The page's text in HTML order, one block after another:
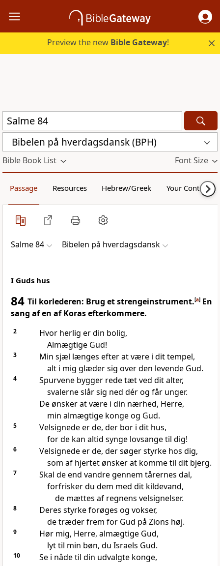
Preview the new Bible Gateway!
Bibelen på hverdagsdansk (BPH)
Bible Book List Font Size
Passage Resources Hebrew/Greek Your Content
Salme 84 Bibelen på hverdagsdansk
I Guds hus
84 Til korlederen: Brug et strengeinstrument.[a] En
sang af en af Koras efterkommere.
2
Hvor herlig er din bolig,
Almægtige Gud!
3
Min sjæl længes efter at være i dit tempel,
alt i mig glæder sig over den levende Gud.
4
Spurvene bygger rede tæt ved dit alter,
svalerne slår sig ned dér og får unger.
De ønsker at være i din nærhed, Herre,
min almægtige konge og Gud.
5
Velsignede er de, der bor i dit hus,
for de kan altid synge lovsange til dig!
6
Velsignede er de, der søger styrke hos dig,
som af hjertet ønsker at komme til dit bjerg.
7
Skal de end vandre gennem tårernes dal,
forfrisker du dem med dit kildevand,
de mættes af regnens velsignelser.
8
Deres styrke forøges og vokser,
de træder frem for Gud på Zions høj.
9
Hør mig, Herre, almægtige Gud,
lyt til min bøn, du Israels Gud.
10
Se i nåde til din udvalgte konge,